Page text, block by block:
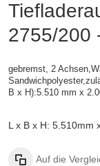
2755/200
gebremst, 2 Achsen,
B x H):5.510 mm x
L x B x H: 5.510mm
Auf die